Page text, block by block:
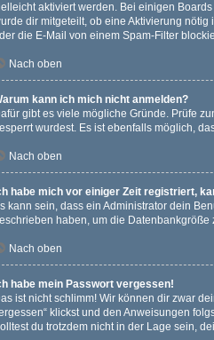
aktiviert werden. Bei einigen
dir mitgeteilt, ob eine Aktivierung
die E-Mail von einem Spam-Filter
Nach oben
kann ich mich nicht anmelden?
gibt es viele mögliche Gründe. Prüfe
wurdest. Es ist ebenfalls möglich,
Nach oben
habe mich vor einiger Zeit registriert,
kann sein, dass ein Administrator dein
haben, um die
Nach oben
habe mein Passwort vergessen!
ist nicht schlimm! Wir können dir zwar
klickst und den Anweisungen
du trotzdem nicht in der Lage sein,